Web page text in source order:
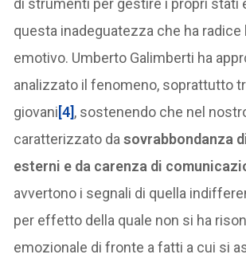
di strumenti per gestire i propri stati
questa inadeguatezza che ha radice
emotivo. Umberto Galimberti ha
analizzato il fenomeno, soprattutto
giovani[4], sostenendo che nel
caratterizzato dasovrabbondanza
esterni e da carenza di
avvertono i segnali di quella
per effetto della quale non si ha
emozionale di fronte a fatti a cui si